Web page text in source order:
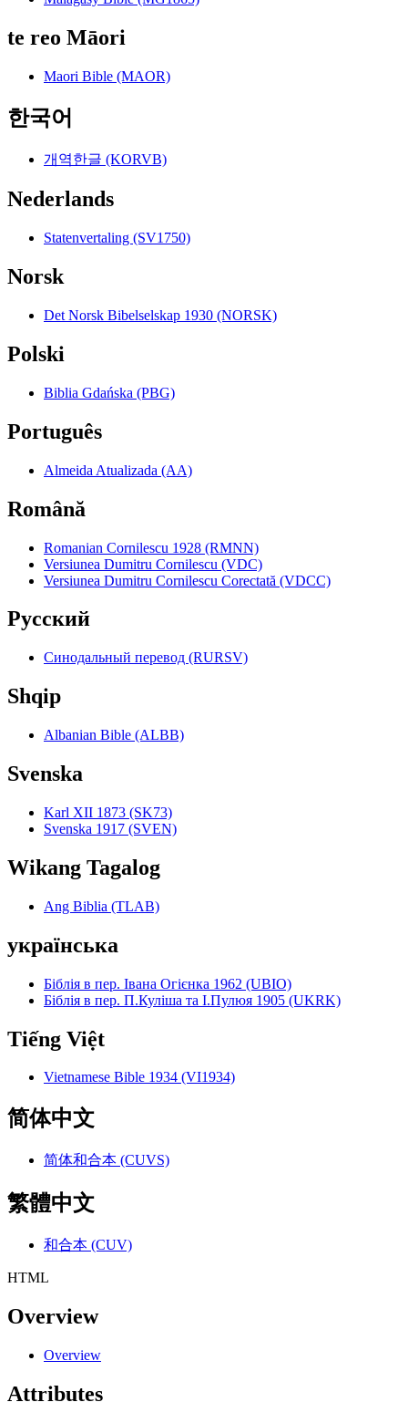
te reo Māori
Maori Bible (MAOR)
한국어
개역한글 (KORVB)
Nederlands
Statenvertaling (SV1750)
Norsk
Det Norsk Bibelselskap 1930 (NORSK)
Polski
Biblia Gdańska (PBG)
Português
Almeida Atualizada (AA)
Română
Romanian Cornilescu 1928 (RMNN)
Versiunea Dumitru Cornilescu (VDC)
Versiunea Dumitru Cornilescu Corectată (VDCC)
Pyccкий
Синодальный перевод (RURSV)
Shqip
Albanian Bible (ALBB)
Svenska
Karl XII 1873 (SK73)
Svenska 1917 (SVEN)
Wikang Tagalog
Ang Biblia (TLAB)
українська
Біблія в пер. Івана Огієнка 1962 (UBIO)
Біблія в пер. П.Куліша та І.Пулюя 1905 (UKRK)
Tiếng Việt
Vietnamese Bible 1934 (VI1934)
简体中文
简体和合本 (CUVS)
繁體中文
和合本 (CUV)
HTML
Overview
Overview
Attributes